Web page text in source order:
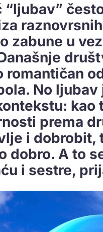
“ljubav”
zabune u
romantičan
No
kao
prema
i dobrobit,
dobro. A to
i sestre,